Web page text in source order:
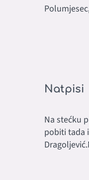
Natpisi
Na stećku
pobiti tada